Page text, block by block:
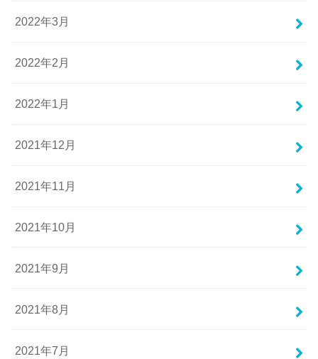
2022年3月
2022年2月
2022年1月
2021年12月
2021年11月
2021年10月
2021年9月
2021年8月
2021年7月